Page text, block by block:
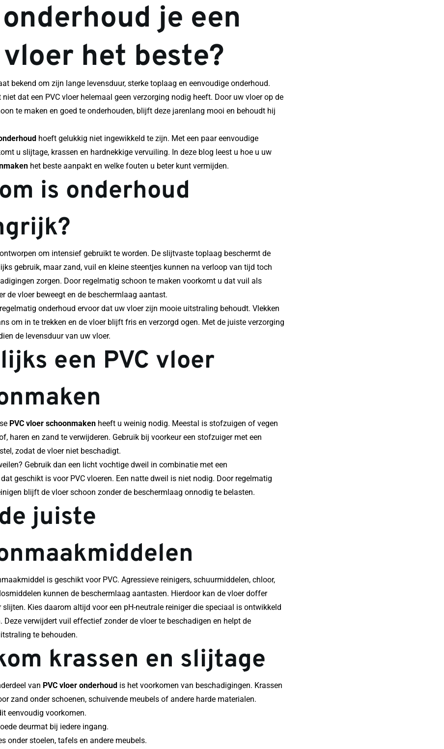
je een
vloer het beste?
bekend om zijn lange levensduur, sterke toplaag en eenvoudige onderhoud.
dat een PVC vloer helemaal geen verzorging nodig heeft. Door uw vloer op de
te maken en goed te onderhouden, blijft deze jarenlang mooi en behoudt hij
hoeft gelukkig niet ingewikkeld te zijn. Met een paar eenvoudige
het beste aanpakt en welke fouten u beter kunt vermijden.
is onderhoud
ontworpen om intensief gebruikt te worden. De slijtvaste toplaag beschermt de
gebruik, maar zand, vuil en kleine steentjes kunnen na verloop van tijd toch
zorgen. Door regelmatig schoon te maken voorkomt u dat vuil als
de vloer beweegt en de beschermlaag aantast.
onderhoud ervoor dat uw vloer zijn mooie uitstraling behoudt. Vlekken
om in te trekken en de vloer blijft fris en verzorgd ogen. Met de juiste verzorging
de levensduur van uw vloer.
een PVC vloer
PVC vloer schoonmaken heeft u weinig nodig. Meestal is stofzuigen of vegen
haren en zand te verwijderen. Gebruik bij voorkeur een stofzuiger met een
zodat de vloer niet beschadigt.
Gebruik dan een licht vochtige dweil in combinatie met een
geschikt is voor PVC vloeren. Een natte dweil is niet nodig. Door regelmatig
blijft de vloer schoon zonder de beschermlaag onnodig te belasten.
juiste
is geschikt voor PVC. Agressieve reinigers, schuurmiddelen, chloor,
kunnen de beschermlaag aantasten. Hierdoor kan de vloer doffer
Kies daarom altijd voor een pH-neutrale reiniger die speciaal is ontwikkeld
Deze verwijdert vuil effectief zonder de vloer te beschadigen en helpt de
te behouden.
krassen en slijtage
van PVC vloer onderhoud is het voorkomen van beschadigingen. Krassen
zand onder schoenen, schuivende meubels of andere harde materialen.
eenvoudig voorkomen.
deurmat bij iedere ingang.
onder stoelen, tafels en andere meubels.